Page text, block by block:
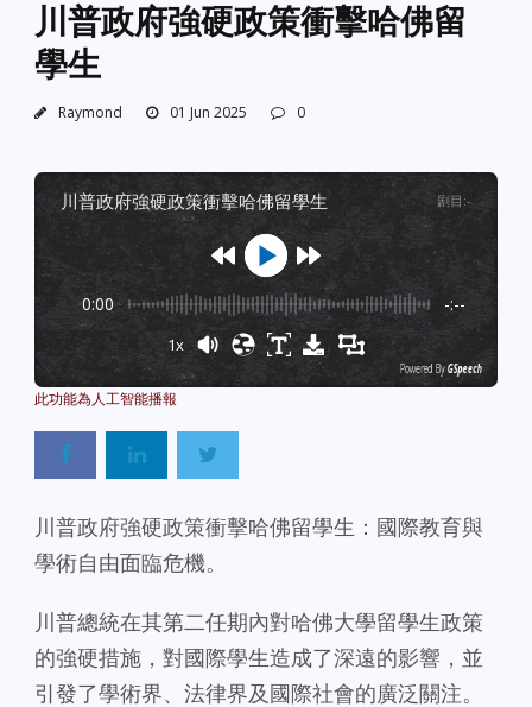
川普政府強硬政策衝擊哈佛留
學生
Raymond 01 Jun 2025 0
川普政府強硬政策衝擊哈佛留學生 剧目 :-
0:00 -:--
1x
Powered By GSpeech
川普政府強硬政策衝擊哈佛留學生：國際教育與
學術自由面臨危機。
川普總統在其第二任期內對哈佛大學留學生政策
的強硬措施，對國際學生造成了深遠的影響，並
引發了學術界、法律界及國際社會的廣泛關注。